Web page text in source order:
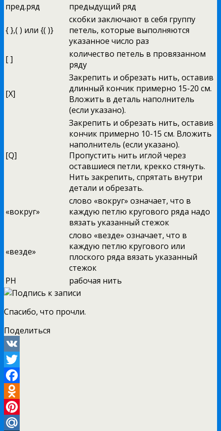
пред.ряд
предыдущий ряд
{ },( ) или {( )}
скобки заключают в себя группу
петель, которые выполняются
указанное число раз
[ ]
количество петель в провязанном
ряду
[X]
Закрепить и обрезать нить, оставив
длинный кончик примерно 15-20 см.
Вложить в деталь наполнитель
(если указано).
[Q]
Закрепить и обрезать нить, оставив
кончик примерно 10-15 см. Вложить
наполнитель (если указано).
Пропустить нить иглой через
оставшиеся петли, крекко стянуть.
Нить закрепить, спрятать внутри
детали и обрезать.
«вокруг»
слово «вокруг» означает, что в
каждую петлю кругового ряда надо
вязать указанный стежок
«везде»
слово «везде» означает, что в
каждую петлю кругового или
плоского ряда вязать указанный
стежок
РН
рабочая нить
Спасибо, что прочли.
Поделиться
VK
Twitter
Facebook
Odnoklassniki
Pinterest